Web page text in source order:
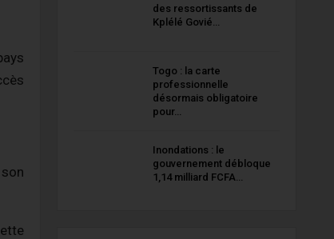
des ressortissants de
Kplélé Govié…
Togo : la carte
professionnelle
désormais obligatoire
pour…
Inondations : le
gouvernement débloque
1,14 milliard FCFA…